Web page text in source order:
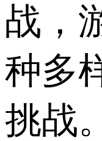
战，
种多
挑战。